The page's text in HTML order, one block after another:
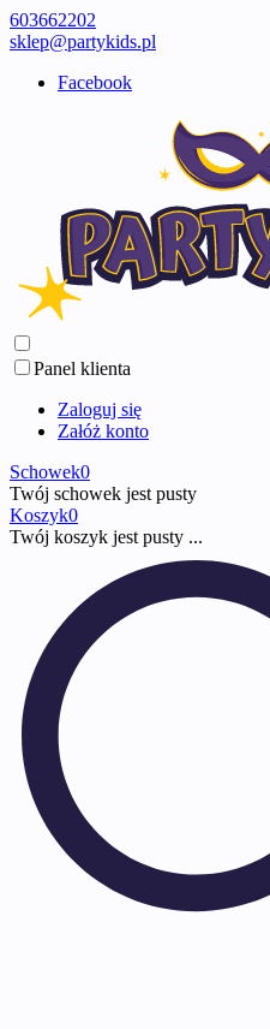
603662202
sklep@partykids.pl
Facebook
Panel klienta
Zaloguj się
Załóż konto
Schowek0
Twój schowek jest pusty
Koszyk0
Twój koszyk jest pusty ...